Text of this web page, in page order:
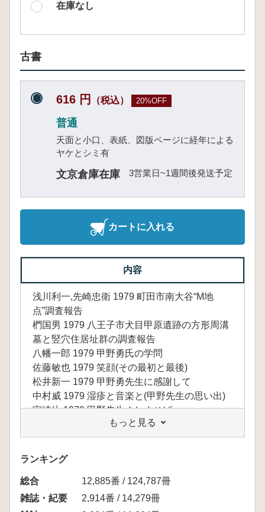
在庫なし
古書
616 円 （税込） 20%OFF
普通
天面と小口、表紙、図版ページに経年による
ヤケとシミ有
文京倉庫在庫 3営業日~1週間後発送予定
カートに入れる
内容
浅川利一,先崎忠衛 1979 町田市南大谷“M地
点”調査報告
椚国男 1979 八王子市犬目甲原遺跡の方形周溝
墓と竪穴住居址群の調査報告
八幡一郎 1979 甲野勇氏の学問
佐藤敏也 1979 笑顔(その最初と最後)
松井新一 1979 甲野勇先生に感謝して
中村威 1979 湿疹と音楽と(甲野先生の思い出)
宮崎糺 1979 甲野先生ましませば
和田哲 1979 御殿山窯址出土の須恵器
佐々木蔵之助 1979 八王子市中山白山神社新発
見の経塚遺物について
もっと見る
ランキング
総合
12,885番 / 124,787冊
雑誌・紀要
2,914番 / 14,279冊